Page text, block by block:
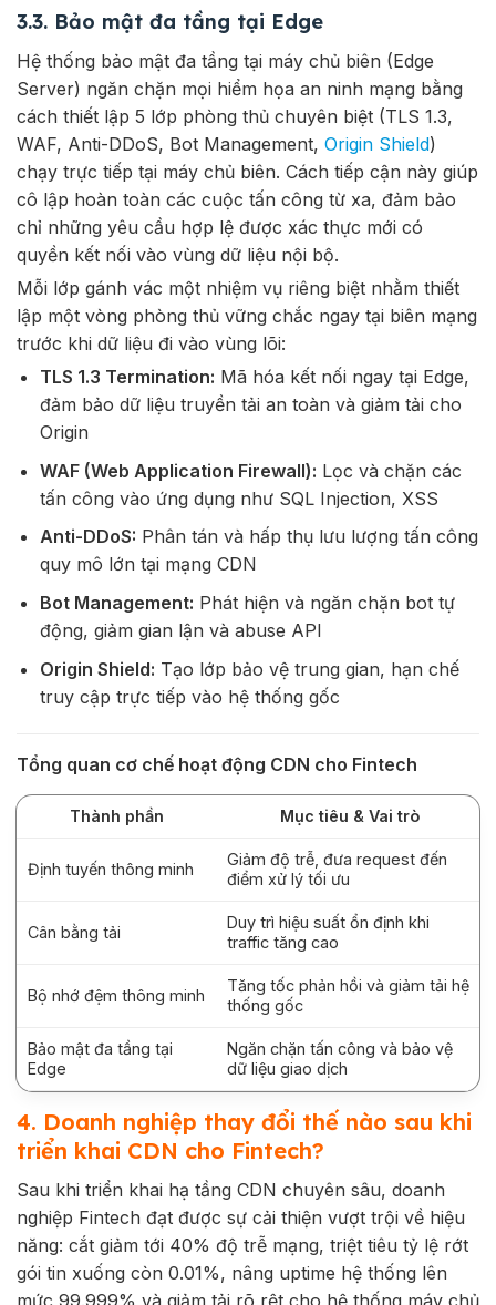
3.3. Bảo mật đa tầng tại Edge
Hệ thống bảo mật đa tầng tại máy chủ biên (Edge
Server) ngăn chặn mọi hiểm họa an ninh mạng bằng
cách thiết lập 5 lớp phòng thủ chuyên biệt (TLS 1.3,
WAF, Anti-DDoS, Bot Management, Origin Shield)
chạy trực tiếp tại máy chủ biên. Cách tiếp cận này giúp
cô lập hoàn toàn các cuộc tấn công từ xa, đảm bảo
chỉ những yêu cầu hợp lệ được xác thực mới có
quyền kết nối vào vùng dữ liệu nội bộ.
Mỗi lớp gánh vác một nhiệm vụ riêng biệt nhằm thiết
lập một vòng phòng thủ vững chắc ngay tại biên mạng
trước khi dữ liệu đi vào vùng lõi:
TLS 1.3 Termination: Mã hóa kết nối ngay tại Edge,
đảm bảo dữ liệu truyền tải an toàn và giảm tải cho
Origin
WAF (Web Application Firewall): Lọc và chặn các
tấn công vào ứng dụng như SQL Injection, XSS
Anti-DDoS: Phân tán và hấp thụ lưu lượng tấn công
quy mô lớn tại mạng CDN
Bot Management: Phát hiện và ngăn chặn bot tự
động, giảm gian lận và abuse API
Origin Shield: Tạo lớp bảo vệ trung gian, hạn chế
truy cập trực tiếp vào hệ thống gốc
Tổng quan cơ chế hoạt động CDN cho Fintech
Thành phần Mục tiêu & Vai trò
Định tuyến thông minh
Giảm độ trễ, đưa request đến
điểm xử lý tối ưu
Cân bằng tải
Duy trì hiệu suất ổn định khi
traffic tăng cao
Bộ nhớ đệm thông minh
Tăng tốc phản hồi và giảm tải hệ
thống gốc
Bảo mật đa tầng tại
Edge
Ngăn chặn tấn công và bảo vệ
dữ liệu giao dịch
4. Doanh nghiệp thay đổi thế nào sau khi
triển khai CDN cho Fintech?
Sau khi triển khai hạ tầng CDN chuyên sâu, doanh
nghiệp Fintech đạt được sự cải thiện vượt trội về hiệu
năng: cắt giảm tới 40% độ trễ mạng, triệt tiêu tỷ lệ rớt
gói tin xuống còn 0.01%, nâng uptime hệ thống lên